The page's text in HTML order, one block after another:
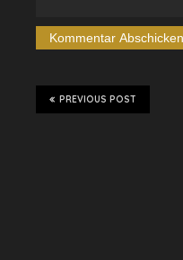
PREVIOUS POST